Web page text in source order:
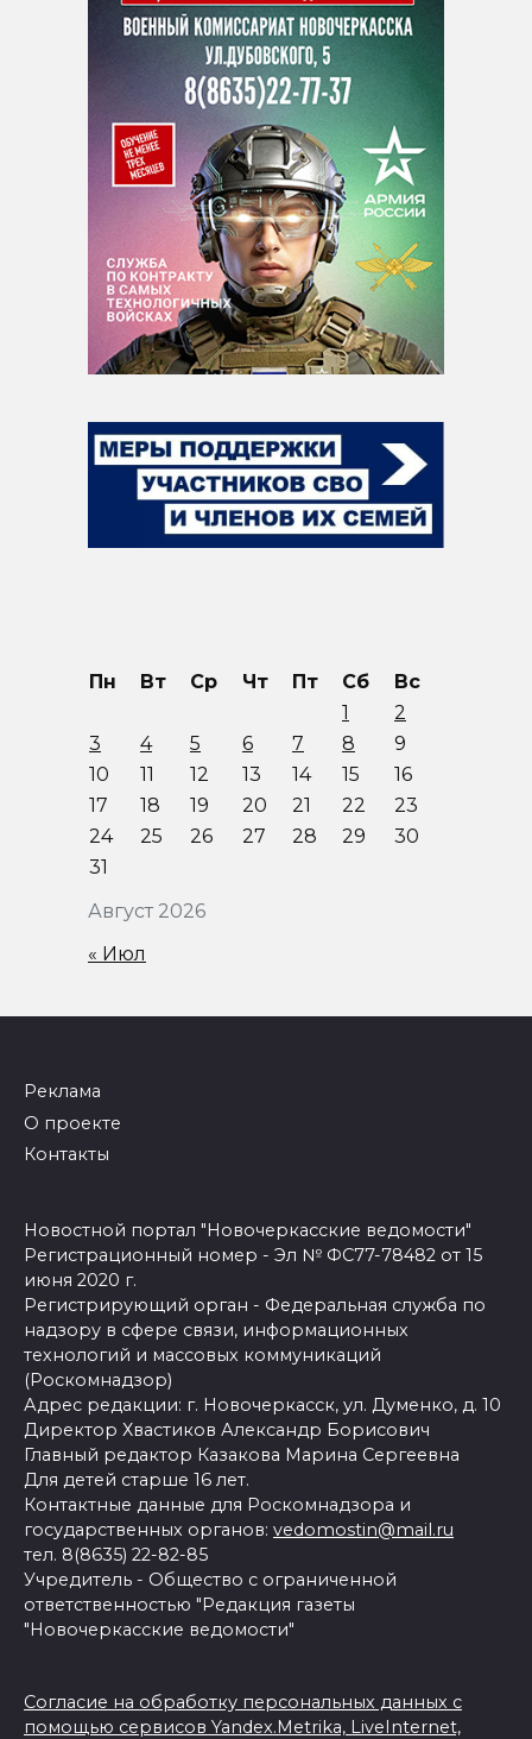
Август 2026
Пн Вт Ср Чт Пт Сб
Вс
1
2
3
4 5 6 7 8
9
10
11 12 13 14 15
16
17
18 19 20 21 22
23
24
25 26 27 28 29
30
31
« Июл
Реклама
О проекте
Контакты
Новостной портал "Новочеркасские ведомости"
Регистрационный номер - Эл № ФС77-78482 от 15
июня 2020 г.
Регистрирующий орган - Федеральная служба по
надзору в сфере связи, информационных
технологий и массовых коммуникаций
(Роскомнадзор)
Адрес редакции: г. Новочеркасск, ул. Думенко, д. 10
Директор Хвастиков Александр Борисович
Главный редактор Казакова Марина Сергеевна
Для детей старше 16 лет.
Контактные данные для Роскомнадзора и
государственных органов: vedomostin@mail.ru
тел. 8(8635) 22-82-85
Учредитель - Общество с ограниченной
ответственностью "Редакция газеты
"Новочеркасские ведомости"
Согласие на обработку персональных данных с
помощью сервисов Yandex.Metrika, LiveInternet,